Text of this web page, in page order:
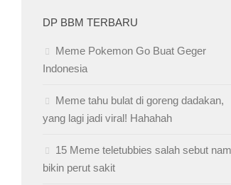
DP BBM TERBARU
Meme Pokemon Go Buat Geger
Indonesia
Meme tahu bulat di goreng dadakan,
yang lagi jadi viral! Hahahah
15 Meme teletubbies salah sebut
bikin perut sakit